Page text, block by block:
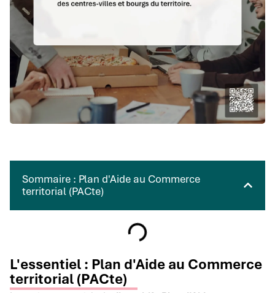
Sommaire : Plan d'Aide au Commerce
territorial (PACte)
L'essentiel : Plan d'Aide au Commerce
territorial (PACte)